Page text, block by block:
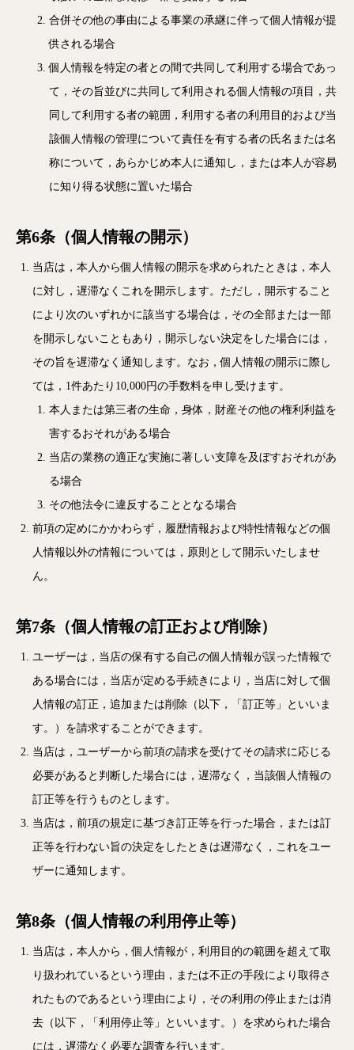
合併その他の事由による事業の承継に伴って個人情報が提
供される場合
個人情報を特定の者との間で共同して利用する場合であっ
て，その旨並びに共同して利用される個人情報の項目，共
同して利用する者の範囲，利用する者の利用目的および当
該個人情報の管理について責任を有する者の氏名または名
称について，あらかじめ本人に通知し，または本人が容易
に知り得る状態に置いた場合
第6条（個人情報の開示）
当店は，本人から個人情報の開示を求められたときは，本人
に対し，遅滞なくこれを開示します。ただし，開示すること
により次のいずれかに該当する場合は，その全部または一部
を開示しないこともあり，開示しない決定をした場合には，
その旨を遅滞なく通知します。なお，個人情報の開示に際し
ては，1件あたり10,000円の手数料を申し受けます。
本人または第三者の生命，身体，財産その他の権利利益を
害するおそれがある場合
当店の業務の適正な実施に著しい支障を及ぼすおそれがあ
る場合
その他法令に違反することとなる場合
前項の定めにかかわらず，履歴情報および特性情報などの個
人情報以外の情報については，原則として開示いたしませ
ん。
第7条（個人情報の訂正および削除）
ユーザーは，当店の保有する自己の個人情報が誤った情報で
ある場合には，当店が定める手続きにより，当店に対して個
人情報の訂正，追加または削除（以下，「訂正等」といいま
す。）を請求することができます。
当店は，ユーザーから前項の請求を受けてその請求に応じる
必要があると判断した場合には，遅滞なく，当該個人情報の
訂正等を行うものとします。
当店は，前項の規定に基づき訂正等を行った場合，または訂
正等を行わない旨の決定をしたときは遅滞なく，これをユー
ザーに通知します。
第8条（個人情報の利用停止等）
当店は，本人から，個人情報が，利用目的の範囲を超えて取
り扱われているという理由，または不正の手段により取得さ
れたものであるという理由により，その利用の停止または消
去（以下，「利用停止等」といいます。）を求められた場合
には，遅滞なく必要な調査を行います。